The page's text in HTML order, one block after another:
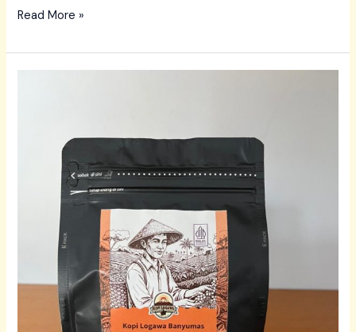
Read More »
Banyumas:
Pegunungan
Setiap
Seduhan